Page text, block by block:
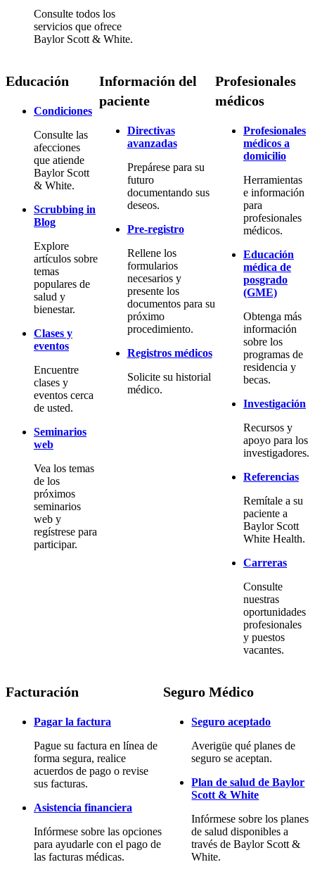
Consulte todos los
servicios que ofrece
Baylor Scott & White.
Educación
Condiciones
Consulte las
afecciones
que atiende
Baylor Scott
& White.
Scrubbing in
Blog
Explore
artículos sobre
temas
populares de
salud y
bienestar.
Clases y
eventos
Encuentre
clases y
eventos cerca
de usted.
Seminarios
web
Vea los temas
de los
próximos
seminarios
web y
regístrese para
participar.
Información del
paciente
Directivas
avanzadas
Prepárese para su
futuro
documentando sus
deseos.
Pre-registro
Rellene los
formularios
necesarios y
presente los
documentos para su
próximo
procedimiento.
Registros médicos
Solicite su historial
médico.
Profesionales
médicos
Profesionales
médicos a
domicilio
Herramientas
e información
para
profesionales
médicos.
Educación
médica de
posgrado
(GME)
Obtenga más
información
sobre los
programas de
residencia y
becas.
Investigación
Recursos y
apoyo para los
investigadores.
Referencias
Remítale a su
paciente a
Baylor Scott
White Health.
Carreras
Consulte
nuestras
oportunidades
profesionales
y puestos
vacantes.
Facturación
Pagar la factura
Pague su factura en línea de
forma segura, realice
acuerdos de pago o revise
sus facturas.
Asistencia financiera
Infórmese sobre las opciones
para ayudarle con el pago de
las facturas médicas.
Seguro Médico
Seguro aceptado
Averigüe qué planes de
seguro se aceptan.
Plan de salud de Baylor
Scott & White
Infórmese sobre los planes
de salud disponibles a
través de Baylor Scott &
White.